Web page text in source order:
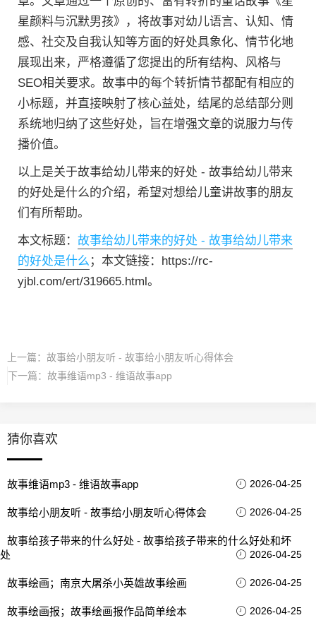
星颜料与沉默男孩》，将故事对幼儿语言、认知、情
感、社交及自我认知等方面的好处具象化、情节化地
展现出来，严格遵循了您提出的所有结构、风格与
SEO相关要求。故事中的每个转折情节都配有相应的
小标题，并直接映射了核心益处，结尾的总结部分则
系统地归纳了这些好处，旨在增强文章的说服力与传
播价值。
以上是关于故事给幼儿带来的好处 - 故事给幼儿带来
的好处是什么的介绍，希望对想给儿童讲故事的朋友
们有所帮助。
本文标题： 故事给幼儿带来的好处 - 故事给幼儿带来
的好处是什么 ；本文链接：https://rc-
yjbl.com/ert/319665.html。
上一篇： 故事给小朋友听 - 故事给小朋友听心得体会
下一篇： 故事维语mp3 - 维语故事app
猜你喜欢
故事维语mp3 - 维语故事app 2026-04-25
故事给小朋友听 - 故事给小朋友听心得体会 2026-04-25
故事给孩子带来的什么好处 - 故事给孩子带来的什么好处和坏
处
2026-04-25
故事绘画；南京大屠杀小英雄故事绘画 2026-04-25
故事绘画报；故事绘画报作品简单绘本 2026-04-25